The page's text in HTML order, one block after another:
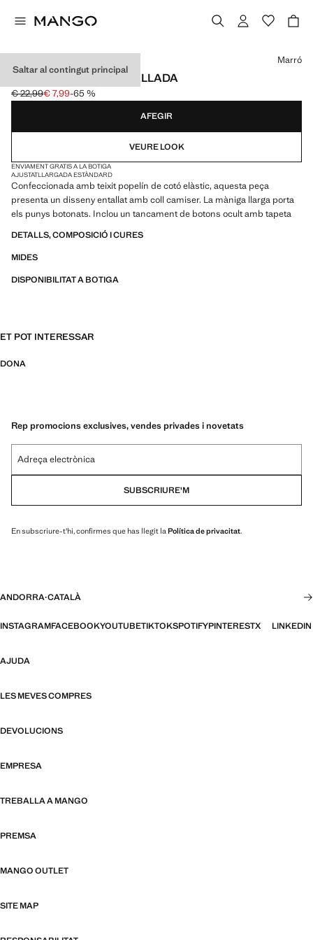
Saltar al contingut principal
CAMISA POPELÍN ENTALLADA
Preu inicial ratllat [€ 22,99 ]
€ 22,99
Preu actual [€ 7,99 ]
€ 7,99-65 %
Selecciona un color
Marró
AFEGIR
VEURE LOOK
ENVIAMENT GRATIS A LA BOTIGA
AJUSTATLLARGADA ESTÀNDARD
Confeccionada amb teixit popelín de cotó elàstic, aquesta peça
presenta un disseny entallat amb coll camiser. La màniga llarga porta
els punys botonats. Inclou un tancament de botons ocult amb tapeta
DETALLS, COMPOSICIÓ I CURES
MIDES
DISPONIBILITAT A BOTIGA
ET POT INTERESSAR
DONA
Rep promocions exclusives, vendes privades i novetats
Adreça electrònica
SUBSCRIURE'M
En subscriure-t'hi, confirmes que has llegit la Política de privacitat.
ANDORRA·CATALÀ
INSTAGRAMFACEBOOKYOUTUBETIKTOKSPOTIFYPINTERESTX LINKEDIN
AJUDA
LES MEVES COMPRES
DEVOLUCIONS
EMPRESA
TREBALLA A MANGO
PREMSA
MANGO OUTLET
SITE MAP